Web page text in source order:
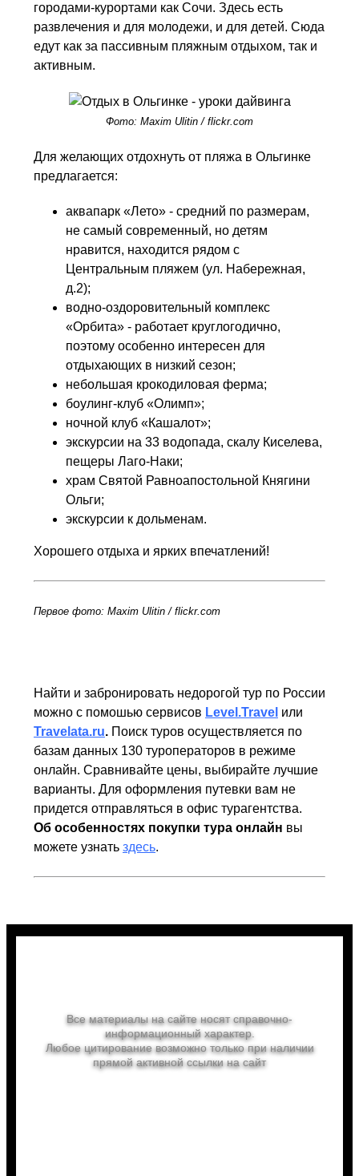
городами-курортами как Сочи. Здесь есть
развлечения и для молодежи, и для детей. Сюда
едут как за пассивным пляжным отдыхом, так и
активным.
Фото: Maxim Ulitin / flickr.com
Для желающих отдохнуть от пляжа в Ольгинке
предлагается:
аквапарк «Лето» - средний по размерам,
не самый современный, но детям
нравится, находится рядом с
Центральным пляжем (ул. Набережная,
д.2);
водно-оздоровительный комплекс
«Орбита» - работает круглогодично,
поэтому особенно интересен для
отдыхающих в низкий сезон;
небольшая крокодиловая ферма;
боулинг-клуб «Олимп»;
ночной клуб «Кашалот»;
экскурсии на 33 водопада, скалу Киселева,
пещеры Лаго-Наки;
храм Святой Равноапостольной Княгини
Ольги;
экскурсии к дольменам.
Хорошего отдыха и ярких впечатлений!
Первое фото: Maxim Ulitin / flickr.com
Найти и забронировать недорогой тур по России
можно с помошью сервисов Level.Travel или
Travelata.ru. Поиск туров осуществляется по
базам данных 130 туроператоров в режиме
онлайн. Сравнивайте цены, выбирайте лучшие
варианты. Для оформления путевки вам не
придется отправляться в офис турагентства.
Об особенностях покупки тура онлайн вы
можете узнать здесь.
Все материалы на сайте носят справочно-
информационный характер.
Любое цитирование возможно только при наличии
прямой активной ссылки на сайт